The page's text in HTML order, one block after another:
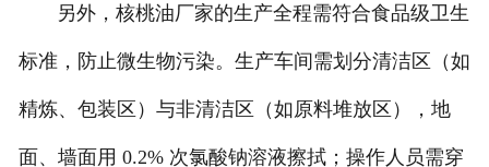
另外，核桃油厂家的生产全程需符合食品级卫生
标准，防止微生物污染。生产车间需划分清洁区（如
精炼、包装区）与非清洁区（如原料堆放区），地
面、墙面用 0.2% 次氯酸钠溶液擦拭；操作人员需穿